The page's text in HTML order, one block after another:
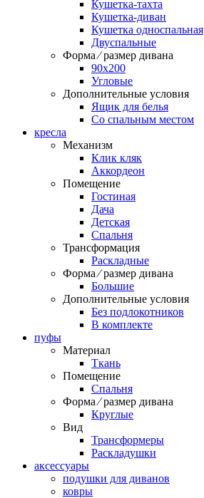
Кушетка-тахта
Кушетка-диван
Кушетка односпальная
Двуспальные
Форма ⁄ размер дивана
90х200
Угловые
Дополнительные условия
Ящик для белья
Со спальным местом
кресла
Механизм
Клик кляк
Аккордеон
Помещение
Гостиная
Дача
Детская
Спальня
Трансформация
Раскладные
Форма ⁄ размер дивана
Большие
Дополнительные условия
Без подлокотников
В комплекте
пуфы
Материал
Ткань
Помещение
Спальня
Форма ⁄ размер дивана
Круглые
Вид
Трансформеры
Раскладушки
аксессуары
подушки для диванов
ковры